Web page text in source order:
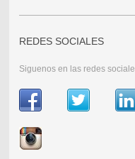
REDES SOCIALES
Siguenos en las redes